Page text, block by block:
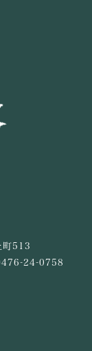
513
24-0758